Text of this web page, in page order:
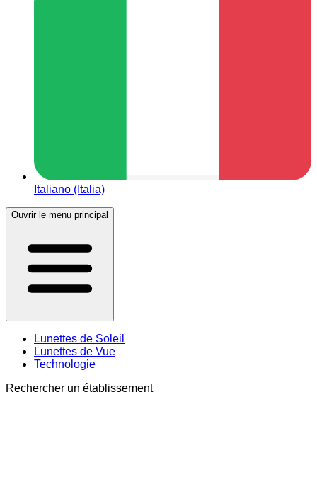
Italiano (Italia)
Ouvrir le menu principal
Lunettes de Soleil
Lunettes de Vue
Technologie
Rechercher un établissement